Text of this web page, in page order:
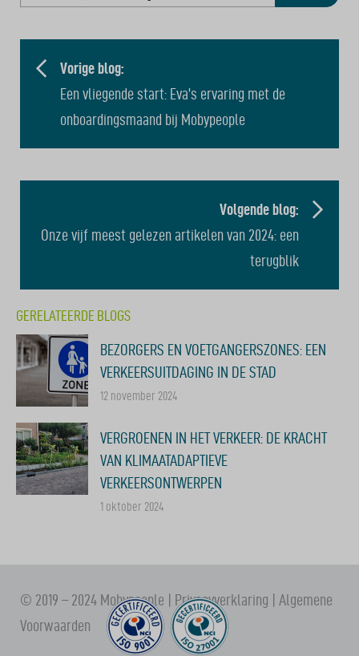
NAVIGATIE
Vorige blog:
Een vliegende start: Eva’s ervaring met de
onboardingsmaand bij Mobypeople
Volgende blog:
Onze vijf meest gelezen artikelen van 2024: een
terugblik
GERELATEERDE BLOGS
BEZORGERS EN VOETGANGERSZONES: EEN
VERKEERSUITDAGING IN DE STAD
12 november 2024
VERGROENEN IN HET VERKEER: DE KRACHT
VAN KLIMAATADAPTIEVE
VERKEERSONTWERPEN
1 oktober 2024
© 2019 – 2024 Mobypeople | Privacyverklaring | Algemene
Voorwaarden